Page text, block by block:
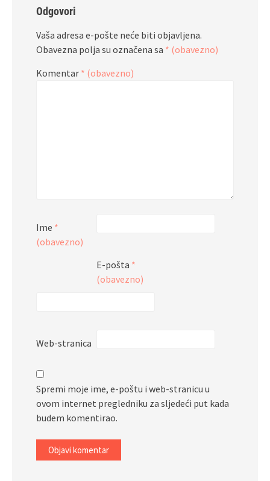
Odgovori
Vaša adresa e-pošte neće biti objavljena.
Obavezna polja su označena sa * (obavezno)
Komentar * (obavezno)
Ime *
(obavezno)
E-pošta *
(obavezno)
Web-stranica
Spremi moje ime, e-poštu i web-stranicu u
ovom internet pregledniku za sljedeći put kada
budem komentirao.